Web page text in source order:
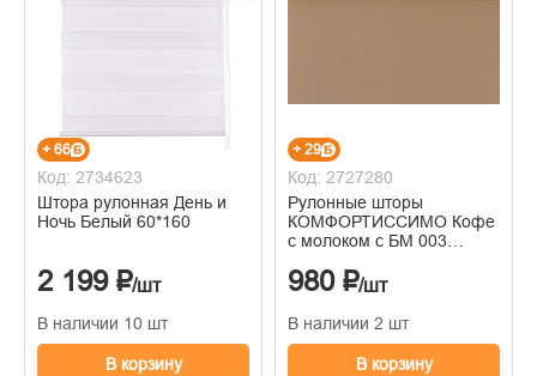
+ 66
Код: 2734623
Штора рулонная День и
Ночь Белый 60*160
2 199 ₽/шт
В наличии 10 шт
В корзину
+ 29
Код: 2727280
Рулонные шторы
КОМФОРТИССИМО Кофе
с молоком с БМ 003
980 ₽/шт
В наличии 2 шт
В корзину